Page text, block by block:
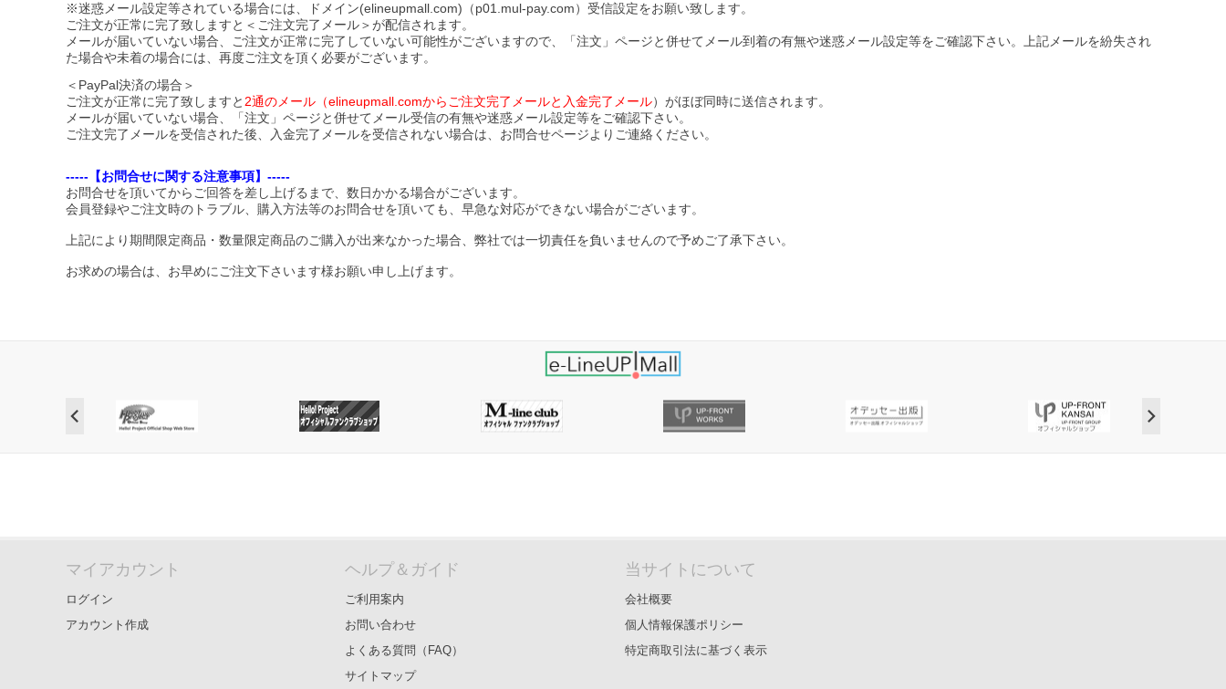
※迷惑メール設定等されている場合には、ドメイン(elineupmall.com)（p01.mul-pay.com）受信設定をお願い致します。
ご注文が正常に完了致しますと＜ご注文完了メール＞が配信されます。
メールが届いていない場合、ご注文が正常に完了していない可能性がございますので、「注文」ページと併せてメール到着の有無や迷惑メール設定等をご確認下さい。 上記メールを紛失され
た場合や未着の場合には、再度ご注文を頂く必要がございます。
＜PayPal決済の場合＞
ご注文が正常に完了致しますと2通のメール（elineupmall.comからご注文完了メールと入金完了メール）がほぼ同時に送信されます。
メールが届いていない場合、「注文」ページと併せてメール受信の有無や迷惑メール設定等をご確認下さい。
ご注文完了メールを受信された後、入金完了メールを受信されない場合は、お問合せページよりご連絡ください。
-----【お問合せに関する注意事項】-----
お問合せを頂いてからご回答を差し上げるまで、数日かかる場合がございます。
会員登録やご注文時のトラブル、購入方法等のお問合せを頂いても、早急な対応ができない場合がございます。
上記により期間限定商品・数量限定商品のご購入が出来なかった場合、弊社では一切責任を負いませんので予めご了承下さい。
お求めの場合は、お早めにご注文下さいます様お願い申し上げます。
マイアカウント
ログイン
アカウント作成
ヘルプ＆ガイド
ご利用案内
お問い合わせ
よくある質問（FAQ）
サイトマップ
当サイトについて
会社概要
個人情報保護ポリシー
特定商取引法に基づく表示